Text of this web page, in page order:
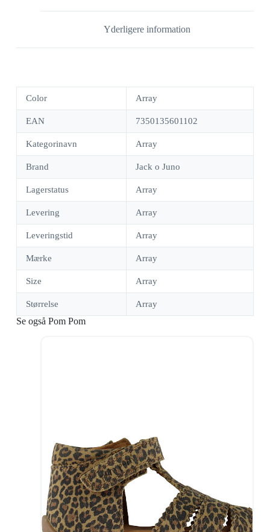
Yderligere information
Color Array
EAN 7350135601102
Kategorinavn Array
Brand Jack o Juno
Lagerstatus Array
Levering Array
Leveringstid Array
Mærke Array
Size Array
Størrelse Array
Se også Pom Pom